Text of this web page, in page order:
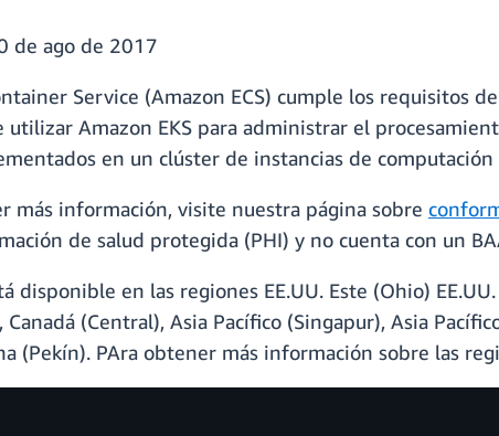
de ago de 2017
Service (Amazon ECS) cumple los requisitos
utilizar Amazon EKS para administrar el
en un clúster de instancias de computación
más información, visite nuestra página sobre
de salud protegida (PHI) y no cuenta con un
disponible en las regiones EE.UU. Este (Ohio)
(Central), Asia Pacífico (Singapur), Asia
(Pekín). PAra obtener más información sobre las